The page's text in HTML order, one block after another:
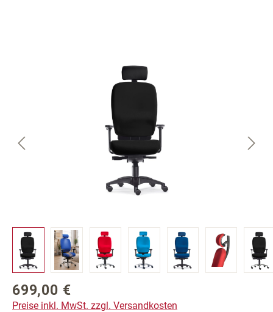
Bildergalerie überspringen
Regulärer Preis:
699,00 €
Preise inkl. MwSt. zzgl. Versandkosten